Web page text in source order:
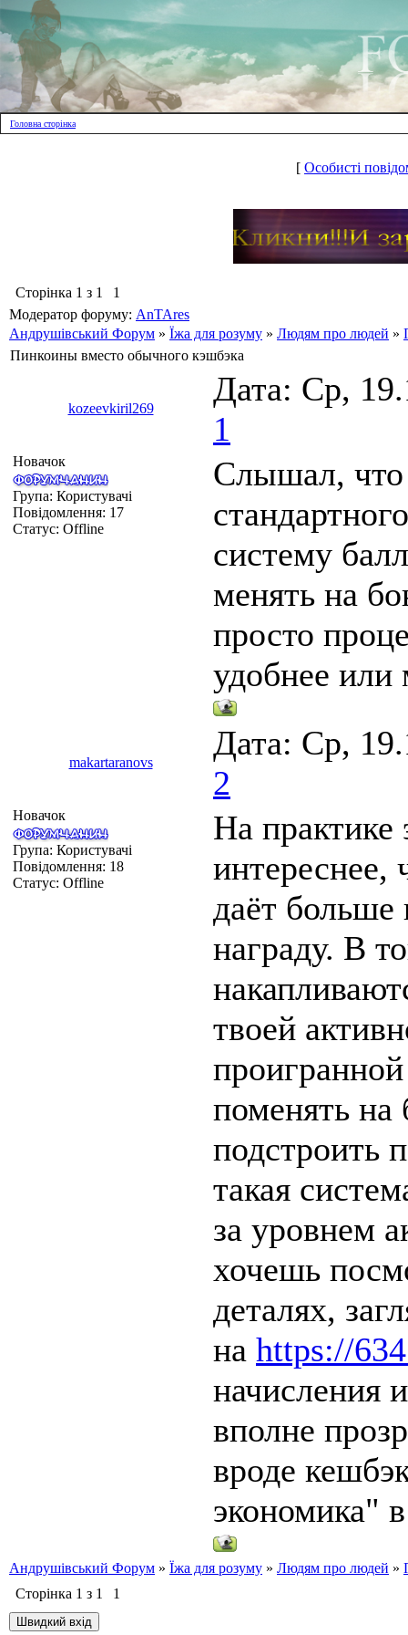
Головна сторінка
[ Особисті
Сторінка 1 з 1
1
Модератор форуму: AnTAres
Андрушівський Форум » Їжа для розуму » Людям про людей »
Пинкоины вместо обычного кэшбэка
kozeevkiril269
Дата: Ср,
1
Новачок
Група: Користувачі
Повідомлення: 17
Статус: Offline
Слышал, что
систему
менять на
просто
удобнее или
makartaranovs
Дата: Ср,
2
Новачок
Група: Користувачі
Повідомлення: 18
Статус: Offline
На практике
интереснее,
даёт больше
награду. В
твоей
поменять на
подстроить
такая
за уровнем
хочешь
деталях,
на https://
начисления
вполне
вроде
экономика"
Андрушівський Форум » Їжа для розуму » Людям про людей »
Сторінка 1 з 1 1